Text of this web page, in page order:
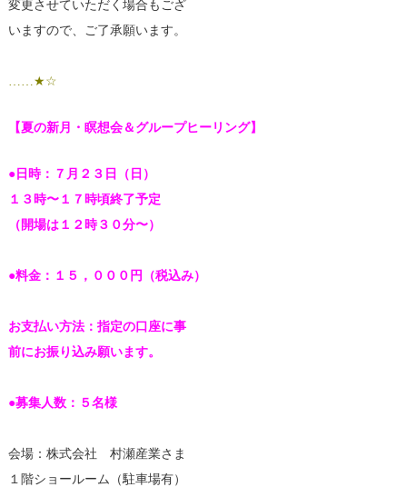
変更させていただく場合もござ
いますので、ご了承願います。
……★☆
【夏の新月・瞑想会＆グループヒーリング】
●日時：７月２３日（日）
１３時〜１７時頃終了予定
（開場は１２時３０分〜）
●料金：１５，０００円（税込み）
お支払い方法：指定の口座に事
前にお振り込み願います。
●募集人数：５名様
会場：株式会社 村瀬産業さま
１階ショールーム（駐車場有）